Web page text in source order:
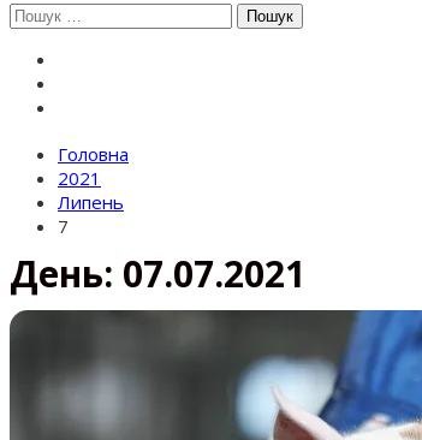
Шукати:
Головна
2021
Липень
7
День: 07.07.2021